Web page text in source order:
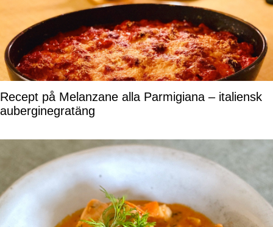
Recept på Melanzane alla Parmigiana – italiensk
auberginegratäng